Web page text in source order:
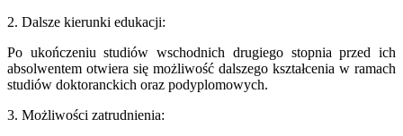
2. Dalsze kierunki edukacji:
Po ukończeniu studiów wschodnich drugiego stopnia przed ich
absolwentem otwiera się możliwość dalszego kształcenia w ramach
studiów doktoranckich oraz podyplomowych.
3. Możliwości zatrudnienia: